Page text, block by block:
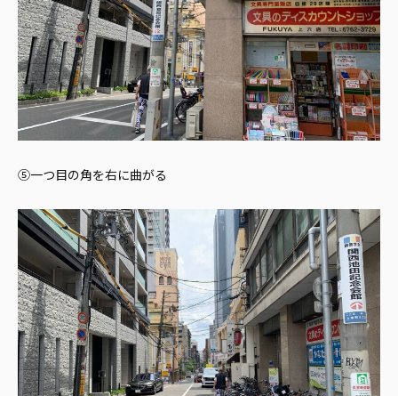
⑤一つ目の角を右に曲がる